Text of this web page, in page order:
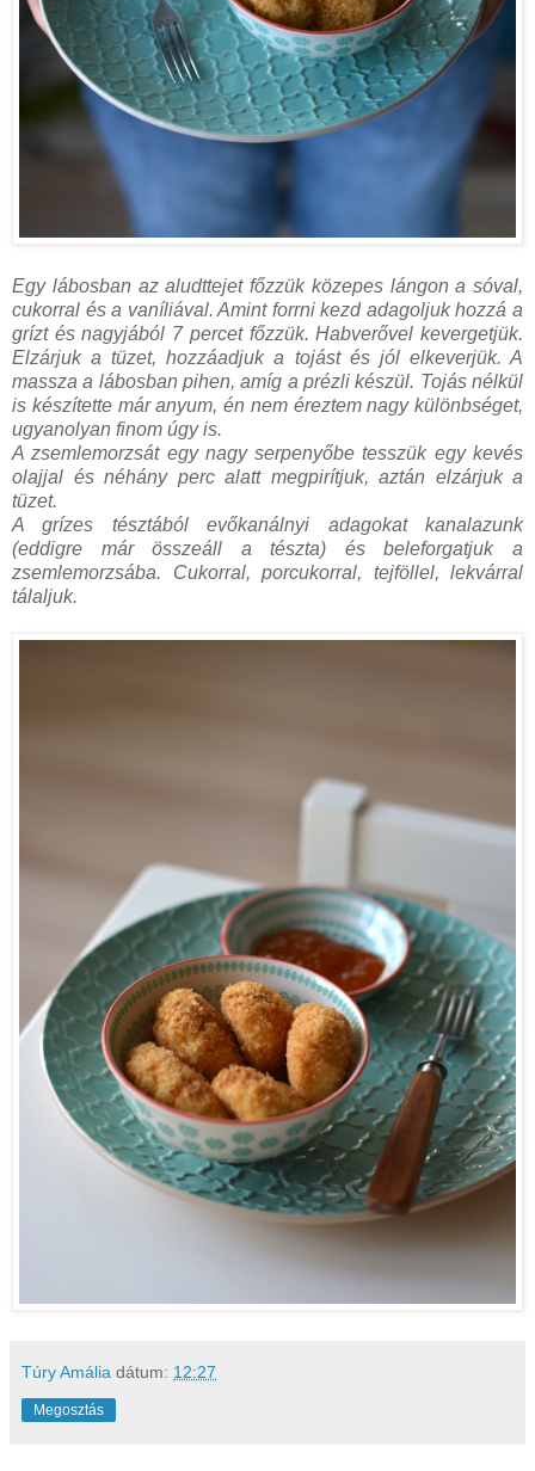
Egy lábosban az aludttejet főzzük közepes lángon a sóval,
cukorral és a vaníliával. Amint forrni kezd adagoljuk hozzá a
grízt és nagyjából 7 percet főzzük. Habverővel kevergetjük.
Elzárjuk a tüzet, hozzáadjuk a tojást és jól elkeverjük. A
massza a lábosban pihen, amíg a prézli készül. Tojás nélkül
is készítette már anyum, én nem éreztem nagy különbséget,
ugyanolyan finom úgy is.
A zsemlemorzsát egy nagy serpenyőbe tesszük egy kevés
olajjal és néhány perc alatt megpirítjuk, aztán elzárjuk a
tüzet.
A grízes tésztából evőkanálnyi adagokat kanalazunk
(eddigre már összeáll a tészta) és beleforgatjuk a
zsemlemorzsába. Cukorral, porcukorral, tejföllel, lekvárral
tálaljuk.
Túry Amália dátum: 12:27
Megosztás